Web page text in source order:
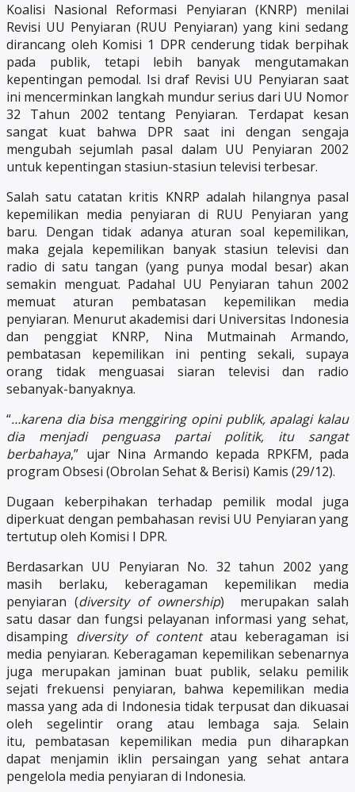
Koalisi Nasional Reformasi Penyiaran (KNRP) menilai
Revisi UU Penyiaran (RUU Penyiaran) yang kini sedang
dirancang oleh Komisi 1 DPR cenderung tidak berpihak
pada publik, tetapi lebih banyak mengutamakan
kepentingan pemodal. Isi draf Revisi UU Penyiaran saat
ini mencerminkan langkah mundur serius dari UU Nomor
32 Tahun 2002 tentang Penyiaran. Terdapat kesan
sangat kuat bahwa DPR saat ini dengan sengaja
mengubah sejumlah pasal dalam UU Penyiaran 2002
untuk kepentingan stasiun-stasiun televisi terbesar.
Salah satu catatan kritis KNRP adalah hilangnya pasal
kepemilikan media penyiaran di RUU Penyiaran yang
baru. Dengan tidak adanya aturan soal kepemilikan,
maka gejala kepemilikan banyak stasiun televisi dan
radio di satu tangan (yang punya modal besar) akan
semakin menguat. Padahal UU Penyiaran tahun 2002
memuat aturan pembatasan kepemilikan media
penyiaran. Menurut akademisi dari Universitas Indonesia
dan penggiat KNRP, Nina Mutmainah Armando,
pembatasan kepemilikan ini penting sekali, supaya
orang tidak menguasai siaran televisi dan radio
sebanyak-banyaknya.
“…karena dia bisa menggiring opini publik, apalagi kalau
dia menjadi penguasa partai politik, itu sangat
berbahaya,” ujar Nina Armando kepada RPKFM, pada
program Obsesi (Obrolan Sehat & Berisi) Kamis (29/12).
Dugaan keberpihakan terhadap pemilik modal juga
diperkuat dengan pembahasan revisi UU Penyiaran yang
tertutup oleh Komisi I DPR.
Berdasarkan UU Penyiaran No. 32 tahun 2002 yang
masih berlaku, keberagaman kepemilikan media
penyiaran (diversity of ownership) merupakan salah
satu dasar dan fungsi pelayanan informasi yang sehat,
disamping diversity of contentatau keberagaman isi
media penyiaran. Keberagaman kepemilikan sebenarnya
juga merupakan jaminan buat publik, selaku pemilik
sejati frekuensi penyiaran, bahwa kepemilikan media
massa yang ada di Indonesia tidak terpusat dan dikuasai
oleh segelintir orang atau lembaga saja. Selain
itu, pembatasan kepemilikan media pun diharapkan
dapat menjamin iklin persaingan yang sehat antara
pengelola media penyiaran di Indonesia.